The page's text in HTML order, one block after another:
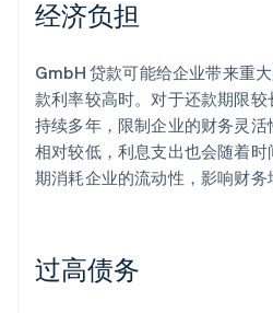
经济负担
GmbH 贷款可能给企业带来重
款利率较高时。对于还款期限
持续多年，限制企业的财务灵
相对较低，利息支出也会随着
期消耗企业的流动性，影响财务
过高债务